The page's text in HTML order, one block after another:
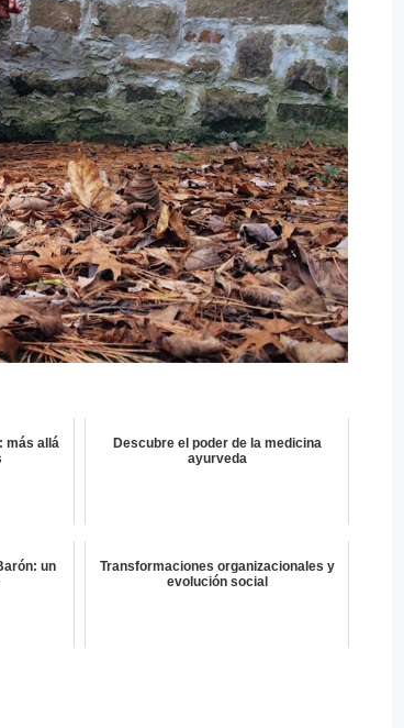
más allá
Descubre el poder de la medicina
ayurveda
un
Transformaciones organizacionales y
evolución social